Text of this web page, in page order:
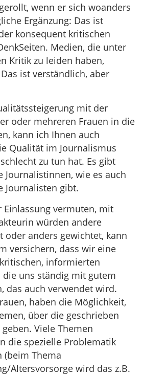
wenn er sich woanders
Ergänzung: Das ist
konsequent kritischen
Medien, die unter
Kritik zu leiden haben,
ist verständlich, aber
mit der
oder mehreren Frauen in die
kann ich Ihnen auch
Qualität im Journalismus
zu tun hat. Es gibt
Journalistinnen, wie es auch
Journalisten gibt.
Einlassung vermuten, mit
würden andere
oder anders gewichtet, kann
versichern, dass wir eine
informierten
die uns ständig mit gutem
das auch verwendet wird.
haben die Möglichkeit,
über die geschrieben
Viele Themen
die spezielle Problematik
(beim Thema
Altersvorsorge wird das z.B.